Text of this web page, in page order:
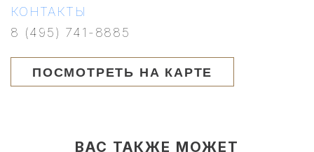
КОНТАКТЫ
8 (495) 741-8885
ПОСМОТРЕТЬ НА КАРТЕ
ВАС ТАКЖЕ МОЖЕТ